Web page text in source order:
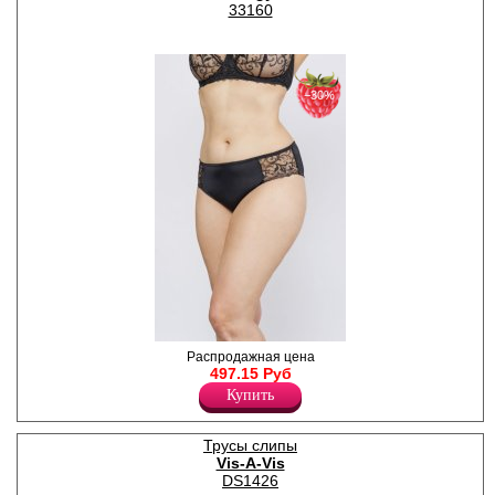
Полиамид 83%33160
Трусы- брифы женские из
полиамидного полотна со
средней линией талии,
кружевными вставками, х/б
ластовицей.
Полиамид 79%
Эластан 21%
−30%
Распродажная цена
497.15 Руб
Купить
Трусы слипы
Vis-A-Vis
DS1426